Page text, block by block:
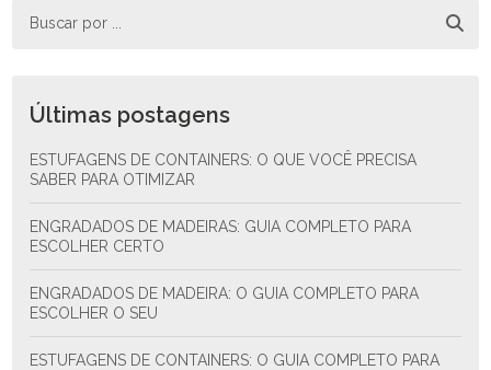
Últimas postagens
ESTUFAGENS DE CONTAINERS: O QUE VOCÊ PRECISA
SABER PARA OTIMIZAR
ENGRADADOS DE MADEIRAS: GUIA COMPLETO PARA
ESCOLHER CERTO
ENGRADADOS DE MADEIRA: O GUIA COMPLETO PARA
ESCOLHER O SEU
ESTUFAGENS DE CONTAINERS: O GUIA COMPLETO PARA